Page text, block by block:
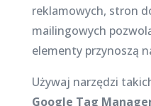
reklamowych, stron
mailingowych
elementy przynoszą
Używaj narzędzi
Google Tag